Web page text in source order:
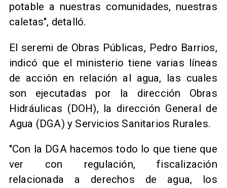
potable a nuestras comunidades, nuestras
caletas", detalló.
​El seremi de Obras Públicas, Pedro Barrios,
indicó que el ministerio tiene varias líneas
de acción en relación al agua, las cuales
son ejecutadas por la dirección Obras
Hidráulicas (DOH), la dirección General de
Agua (DGA) y Servicios Sanitarios Rurales.
"Con la DGA hacemos todo lo que tiene que
ver con regulación, fiscalización
relacionada a derechos de agua, los